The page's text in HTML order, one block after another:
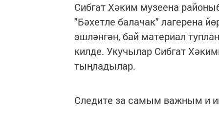
Сибгат Хәким музеена
"Бәхетле балачак" лагерена
эшләнгән, бай материал
килде. Укучылар Сибгат
тыңладылар.
Следите за самым важным и